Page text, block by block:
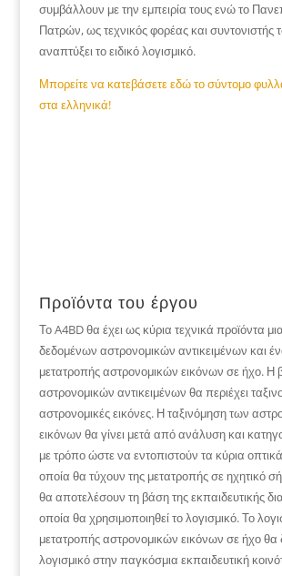
συμβάλλουν με την εμπειρία τους ενώ το
Πατρών, ως τεχνικός φορέας και συντονιστής
αναπτύξει το ειδικό λογισμικό.
Μπορείτε να κατεβάσετε εδώ το σύντομο
στα ελληνικά!
Προϊόντα του έργου
Το A4BD θα έχει ως κύρια τεχνικά προϊόντα
δεδομένων αστρονομικών αντικειμένων και
μετατροπής αστρονομικών εικόνων σε ήχο. Η
αστρονομικών αντικειμένων θα περιέχει
αστρονομικές εικόνες. Η ταξινόμηση των
εικόνων θα γίνει μετά από ανάλυση και
με τρόπο ώστε να εντοπιστούν τα κύρια οπτικά
οποία θα τύχουν της μετατροπής σε ηχητικό
θα αποτελέσουν τη βάση της εκπαιδευτικής
οποία θα χρησιμοποιηθεί το λογισμικό. Το
μετατροπής αστρονομικών εικόνων σε ήχο
λογισμικό στην παγκόσμια εκπαιδευτική